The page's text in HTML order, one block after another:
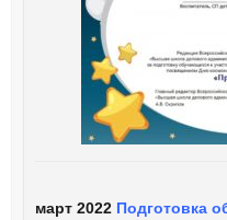
март 2022 Подготовка